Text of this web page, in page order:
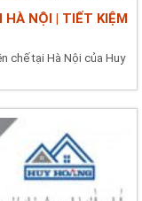
HÀ NỘI | TIẾT KIỆM
chế tại Hà Nội của Huy